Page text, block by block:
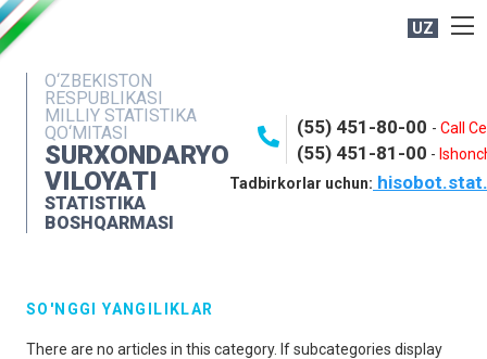
UZ
O‘ZBEKISTON
RESPUBLIKASI
MILLIY STATISTIKA
QO‘MITASI
SURXONDARYO
VILOYATI
STATISTIKA
BOSHQARMASI
(55) 451-80-00 -Call
(55) 451-81-00 -
Tadbirkorlar uchun:
OCHIQ MA'LUMOTLAR
NASHRLAR
INTERAKTIV XIZMATLAR
MATBUOT XIZMATI
SO'NGGI YANGILIKLAR
There are no articles in this category. If subcategories display